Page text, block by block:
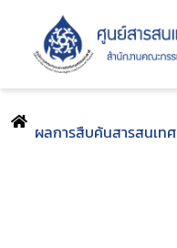
ผลการสืบค้นสารสนเทศ